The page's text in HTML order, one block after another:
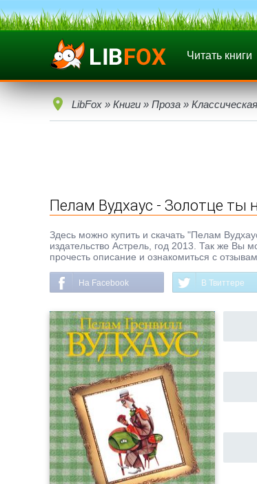
Читать книги
LibFox » Книги » Проза »
Пелам Вудхаус - Золотце ты
Здесь можно купить и скачать "Пелам
издательство Астрель, год 2013. Так же Вы
прочесть описание и ознакомиться с
На Facebook В Твиттере